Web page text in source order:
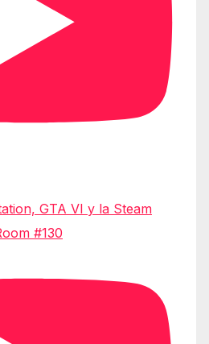
GTA VI y la Steam
#130